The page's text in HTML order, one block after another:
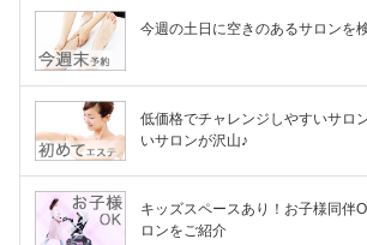
今週の土日に空きのあるサロンを
低価格でチャレンジしやすいサロ
いサロンが沢山♪
キッズスペースあり！お子様同伴
ロンをご紹介